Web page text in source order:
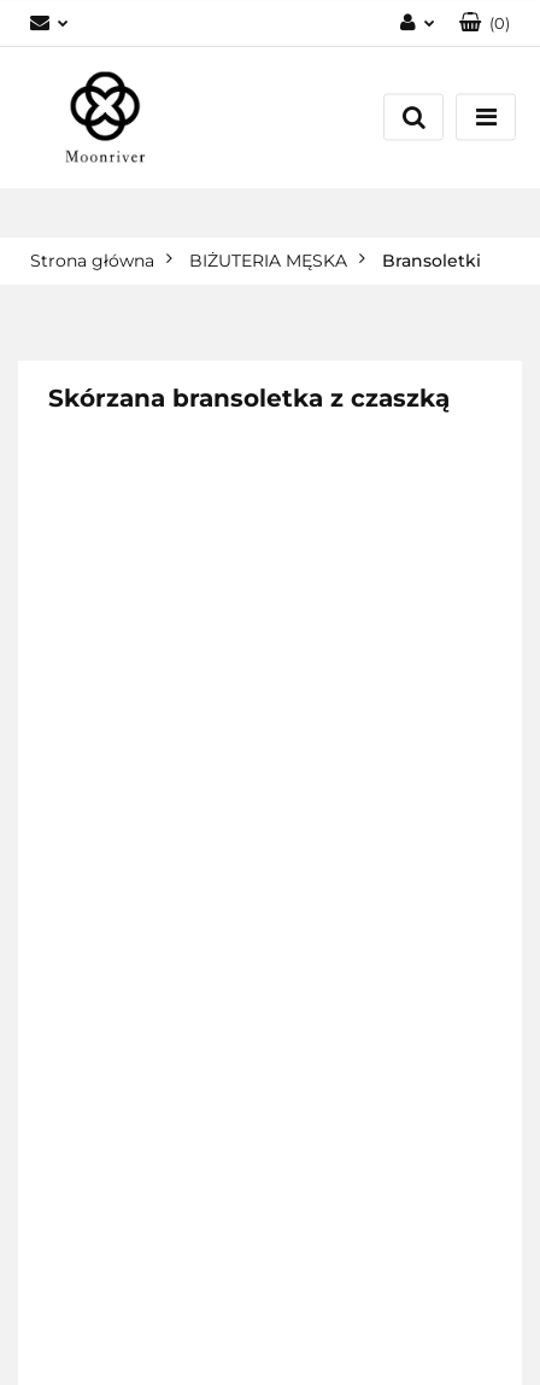
Zarejestruj się
(0)
Strona główna BIŻUTERIA MĘSKA Bransoletki
Skórzana bransoletka z czaszką